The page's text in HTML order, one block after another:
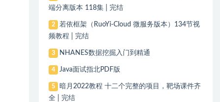
端分离版本 118集 | 完结
2
若依框架（RuoYi-Cloud 微服务版本）134节视
频教程 | 完结
3 NHANES数据挖掘入门到精通
4 Java面试指北PDF版
5
暗月2022教程 十二个完整的项目，靶场课件齐
全 | 完结